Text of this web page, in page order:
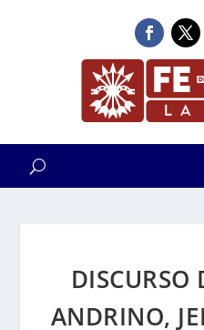
DISCURSO
ANDRINO,